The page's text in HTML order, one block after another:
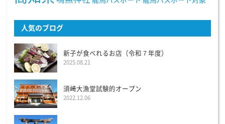
人気のブログ
新子が食べれるお店（令和７年度）
2025.08.21
須﨑大漁堂試験的オープン
2022.12.06